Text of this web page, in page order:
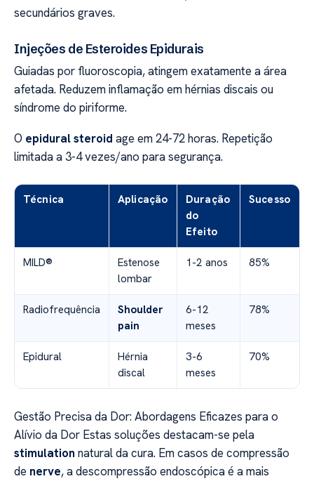
secundários graves.
Injeções de Esteroides Epidurais
Guiadas por fluoroscopia, atingem exatamente a área
afetada. Reduzem inflamação em hérnias discais ou
síndrome do piriforme.
O epidural steroid age em 24-72 horas. Repetição
limitada a 3-4 vezes/ano para segurança.
Técnica Aplicação
Duração
do
Efeito
Sucesso
MILD®
Estenose
lombar
1-2 anos 85%
Radiofrequência
Shoulder
pain
6-12
meses
78%
Epidural
Hérnia
discal
3-6
meses
70%
Gestão Precisa da Dor: Abordagens Eficazes para o
Alívio da Dor Estas soluções destacam-se pela
stimulation natural da cura. Em casos de compressão
de nerve, a descompressão endoscópica é a mais